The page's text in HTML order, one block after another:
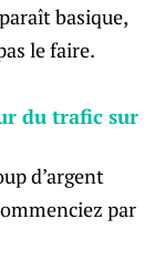
basique,
le faire.
du trafic sur
d’argent
par